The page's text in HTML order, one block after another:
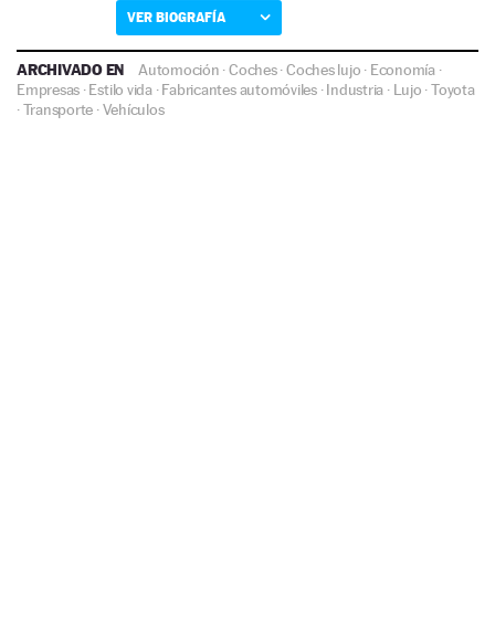
VER BIOGRAFÍA
ARCHIVADO EN Automoción ·Coches·Coches lujo · Economía·
Empresas ·Estilo vida·Fabricantes automóviles ·Industria · Lujo ·Toyota
·Transporte ·Vehículos